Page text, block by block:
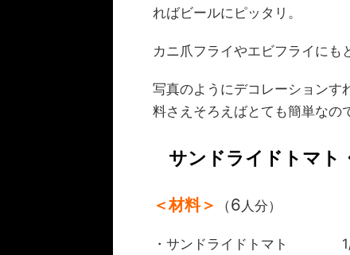
ればビールにピッタリ。
カニ爪フライやエビフライにも
写真のようにデコレーションす
料さえそろえばとても簡単なの
サンドライドトマト
＜材料＞ （6 人分）
・サンドライドトマト 1/2